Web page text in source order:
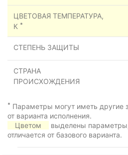
ЦВЕТОВАЯ ТЕМПЕРАТУРА,
К *
СТЕПЕНЬ ЗАЩИТЫ
СТРАНА
ПРОИСХОЖДЕНИЯ
* Параметры могут иметь другие
от варианта исполнения.
Цветом
выделены
отличается от базового варианта.